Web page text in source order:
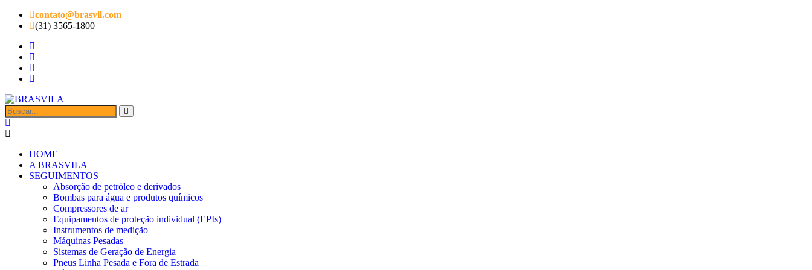
contato@brasvil.com
(31) 3565-1800
HOME
A BRASVILA
SEGUIMENTOS
Absorção de petróleo e derivados
Bombas para água e produtos químicos
Compressores de ar
Equipamentos de proteção individual (EPIs)
Instrumentos de medição
Máquinas Pesadas
Sistemas de Geração de Energia
Pneus Linha Pesada e Fora de Estrada